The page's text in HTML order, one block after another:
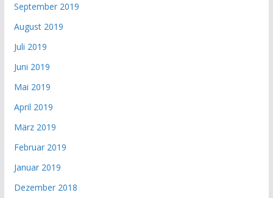
September 2019
August 2019
Juli 2019
Juni 2019
Mai 2019
April 2019
März 2019
Februar 2019
Januar 2019
Dezember 2018